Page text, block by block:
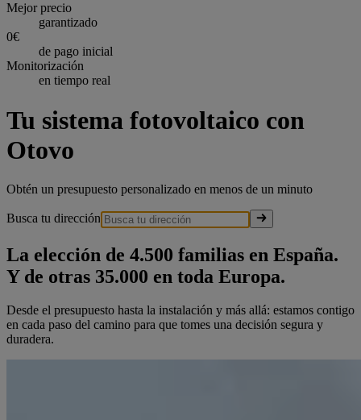
Mejor precio
garantizado
0€
de pago inicial
Monitorización
en tiempo real
Tu sistema fotovoltaico con
Otovo
Obtén un presupuesto personalizado en menos de un minuto
Busca tu dirección
La elección de 4.500 familias en España.
Y de otras 35.000 en toda Europa.
Desde el presupuesto hasta la instalación y más allá: estamos contigo
en cada paso del camino para que tomes una decisión segura y
duradera.